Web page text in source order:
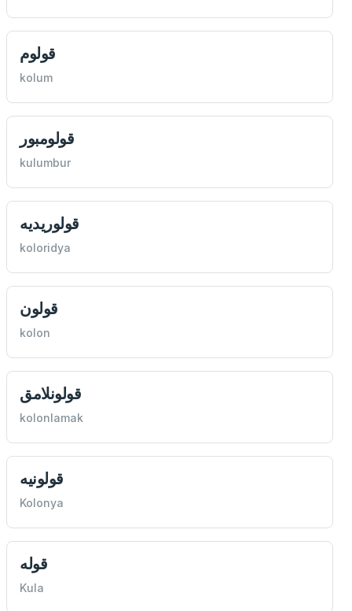
قولوم
kolum
قولومبور
kulumbur
قولوريديه
koloridya
قولون
kolon
قولونلامق
kolonlamak
قولونيه
Kolonya
قوله
Kula